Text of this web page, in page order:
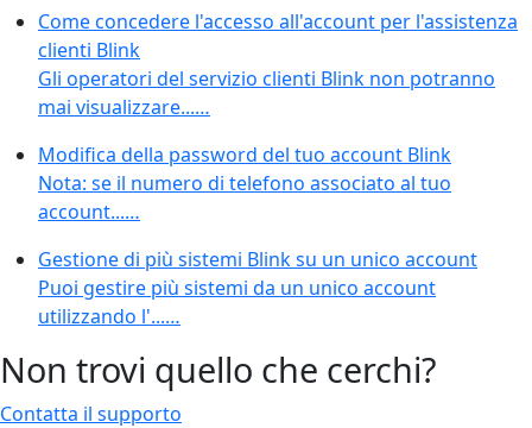
Come concedere l'accesso all'account per l'assistenza
clienti Blink
Gli operatori del servizio clienti Blink non potranno
mai visualizzare...…
Modifica della password del tuo account Blink
Nota: se il numero di telefono associato al tuo
account...…
Gestione di più sistemi Blink su un unico account
Puoi gestire più sistemi da un unico account
utilizzando l'...…
Non trovi quello che cerchi?
Contatta il supporto